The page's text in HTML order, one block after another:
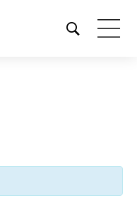
Open
site